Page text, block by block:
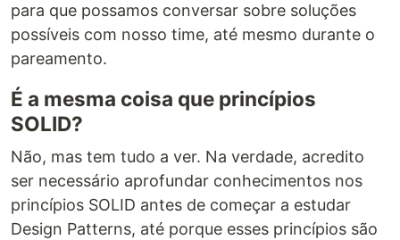
para que possamos conversar sobre soluções
possíveis com nosso time, até mesmo durante o
pareamento.
É a mesma coisa que princípios
SOLID?
Não, mas tem tudo a ver. Na verdade, acredito
ser necessário aprofundar conhecimentos nos
princípios SOLID antes de começar a estudar
Design Patterns, até porque esses princípios são